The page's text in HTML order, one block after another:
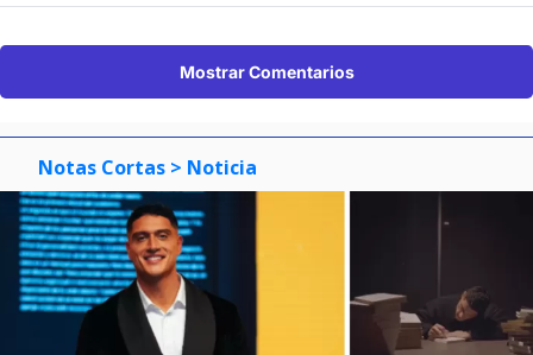
Mostrar Comentarios
Notas Cortas > Noticia